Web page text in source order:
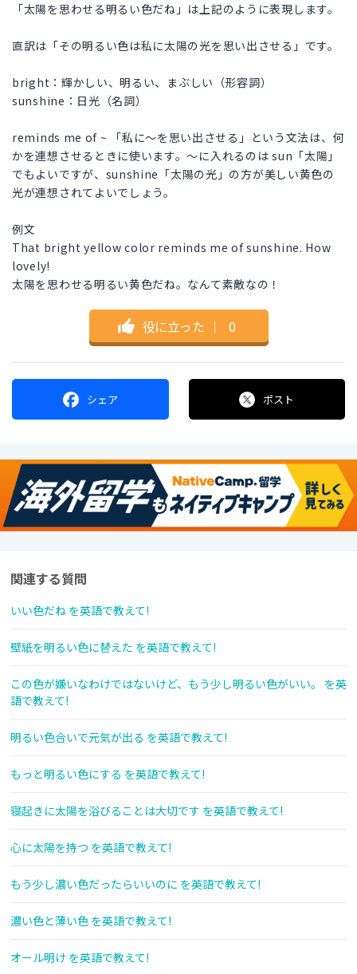
「太陽を思わせる明るい色だね」は上記のように表現します。
直訳は「その明るい色は私に太陽の光を思い出させる」です。
bright：輝かしい、明るい、まぶしい（形容詞）
sunshine：日光（名詞）
reminds me of ~ 「私に～を思い出させる」という文法は、何
かを連想させるときに使います。～に入れるのは sun「太陽」
でもよいですが、sunshine「太陽の光」の方が美しい黄色の
光が連想されてよいでしょう。
例文
That bright yellow color reminds me of sunshine. How
lovely!
太陽を思わせる明るい黄色だね。なんて素敵なの！
役に立った ｜ 0
シェア ポスト
関連する質問
いい色だね を英語で教えて!
壁紙を明るい色に替えた を英語で教えて!
この色が嫌いなわけではないけど、もう少し明るい色がいい。 を英
語で教えて!
明るい色合いで元気が出る を英語で教えて!
もっと明るい色にする を英語で教えて!
寝起きに太陽を浴びることは大切です を英語で教えて!
心に太陽を持つ を英語で教えて!
もう少し濃い色だったらいいのに を英語で教えて!
濃い色と薄い色 を英語で教えて!
オール明け を英語で教えて!